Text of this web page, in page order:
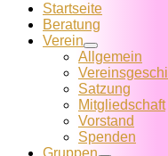
Startseite
Beratung
Verein
Allgemein
Satzung
Mitglied­schaft
Vorstand
Spenden
Gruppen